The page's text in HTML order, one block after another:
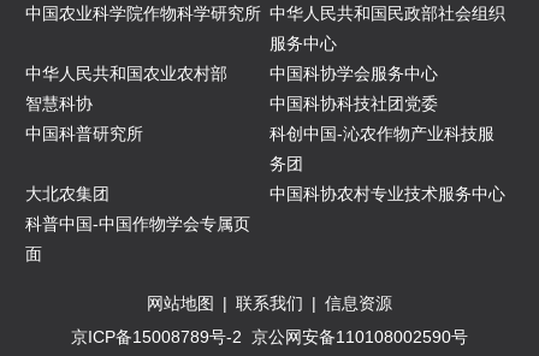
中国农业科学院作物科学研究所 中华人民共和国民政部社会组织
服务中心
中华人民共和国农业农村部
中国科协学会服务中心
智慧科协
中国科协科技社团党委
中国科普研究所
科创中国-沁农作物产业科技服
务团
大北农集团
中国科协农村专业技术服务中心
科普中国-中国作物学会专属页
面
网站地图 | 联系我们 | 信息资源
京ICP备15008789号-2 京公网安备110108002590号